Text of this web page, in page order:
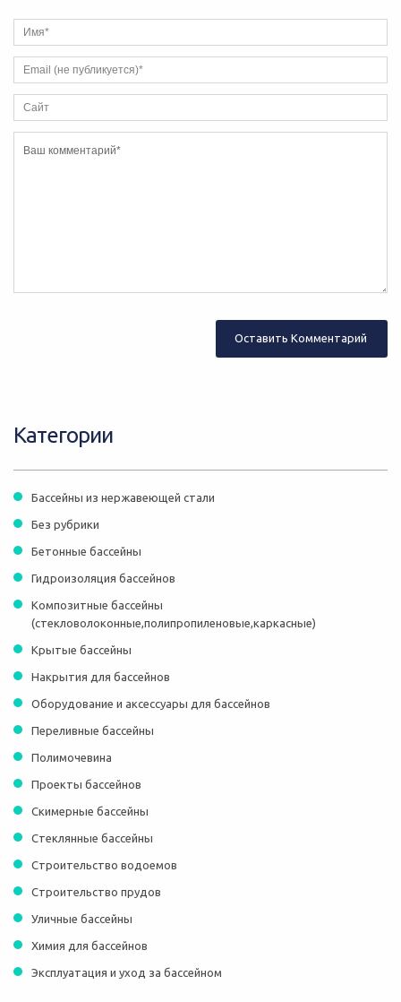
Категории
Бассейны из нержавеющей стали
Без рубрики
Бетонные бассейны
Гидроизоляция бассейнов
Композитные бассейны
(стекловолоконные,полипропиленовые,каркасные)
Крытые бассейны
Накрытия для бассейнов
Оборудование и аксессуары для бассейнов
Переливные бассейны
Полимочевина
Проекты бассейнов
Скимерные бассейны
Стеклянные бассейны
Строительство водоемов
Строительство прудов
Уличные бассейны
Химия для бассейнов
Эксплуатация и уход за бассейном